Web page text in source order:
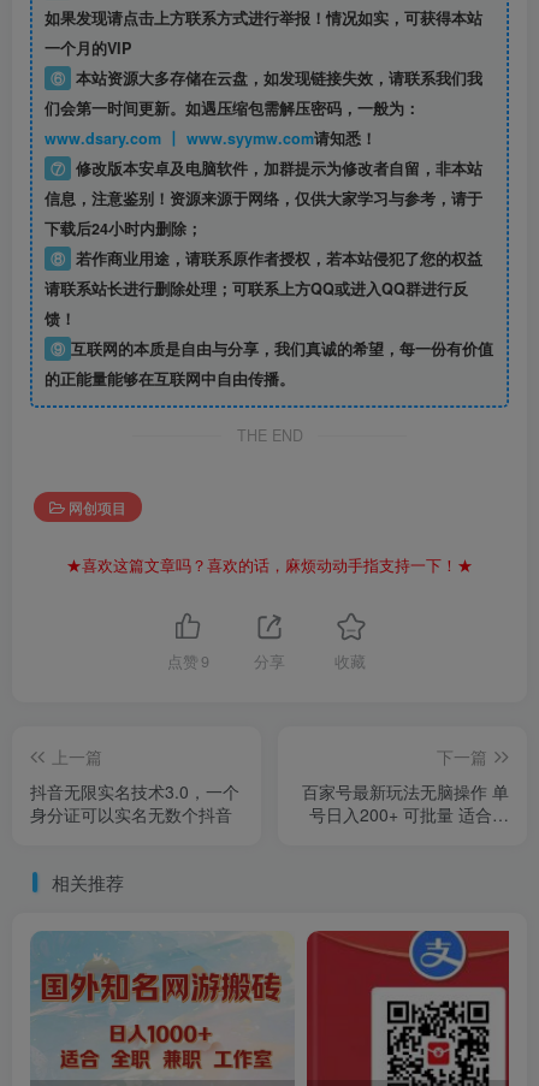
如果发现请点击上方联系方式进行举报！情况如实，可获得本站
一个月的VIP
⑥ 本站资源大多存储在云盘，如发现链接失效，请联系我们我
们会第一时间更新。如遇压缩包需解压密码，一般为：
www.dsary.com 丨 www.syymw.com请知悉！
⑦ 修改版本安卓及电脑软件，加群提示为修改者自留， 非本站
信息 ，注意鉴别！资源来源于网络，仅供大家学习与参考，请于
下载后24小时内删除；
⑧ 若作商业用途，请联系原作者授权，若本站侵犯了您的权益
请联系站长进行删除处理；可联系上方QQ或进入QQ群进行反
馈！
⑨ 互联网的本质是自由与分享，我们真诚的希望，每一份有价值
的正能量能够在互联网中自由传播。
THE END
网创项目
★喜欢这篇文章吗？喜欢的话，麻烦动动手指支持一下！★
点赞 9 分享 收藏
上一篇
抖音无限实名技术3.0，一个
身分证可以实名无数个抖音
下一篇
百家号最新玩法无脑操作 单
号日入200+ 可批量 适合新
相关推荐